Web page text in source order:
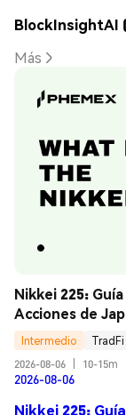
BlockInsightAI
Más
Nikkei 225:
Acciones de
Intermedio
TradFi
2026-08-06
10-15m
2026-08-06
Nikkei 225: